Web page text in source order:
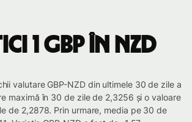
1 GBP în NZD
valutare GBP-NZD din ultimele 30 de zile a
maximă în 30 de zile de 2,3256 și o valoare
de 2,2878. Prin urmare, media pe 30 de